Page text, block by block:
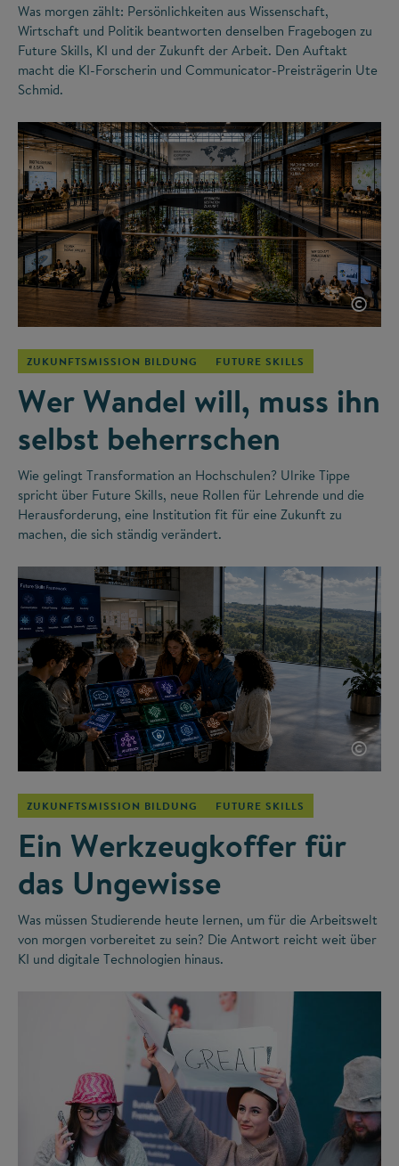
Was morgen zählt: Persönlichkeiten aus Wissenschaft,
Wirtschaft und Politik beantworten denselben Fragebogen zu
Future Skills, KI und der Zukunft der Arbeit. Den Auftakt
macht die KI-Forscherin und Communicator-Preisträgerin Ute
Schmid.
©
ZUKUNFTSMISSION BILDUNG FUTURE SKILLS
Wer Wandel will, muss ihn
selbst beherrschen
Wie gelingt Transformation an Hochschulen? Ulrike Tippe
spricht über Future Skills, neue Rollen für Lehrende und die
Herausforderung, eine Institution fit für eine Zukunft zu
machen, die sich ständig verändert.
©
ZUKUNFTSMISSION BILDUNG FUTURE SKILLS
Ein Werkzeugkoffer für
das Ungewisse
Was müssen Studierende heute lernen, um für die Arbeitswelt
von morgen vorbereitet zu sein? Die Antwort reicht weit über
KI und digitale Technologien hinaus.